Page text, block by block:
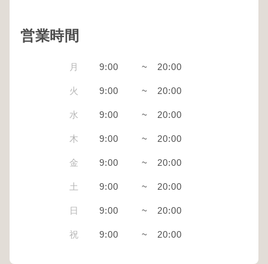
営業時間
月 9:00 ~ 20:00
火 9:00 ~ 20:00
水 9:00 ~ 20:00
木 9:00 ~ 20:00
金 9:00 ~ 20:00
土 9:00 ~ 20:00
日 9:00 ~ 20:00
祝 9:00 ~ 20:00